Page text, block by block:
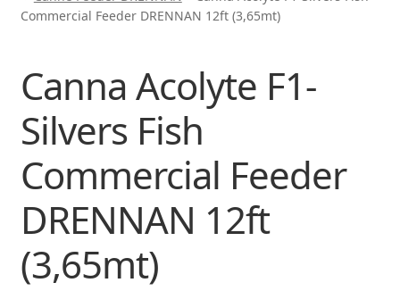
Commercial Feeder DRENNAN 12ft (3,65mt)
Canna Acolyte F1-
Silvers Fish
Commercial Feeder
DRENNAN 12ft
(3,65mt)